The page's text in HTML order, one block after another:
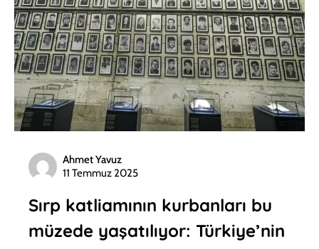
Ahmet Yavuz
11 Temmuz 2025
Sırp katliamının kurbanları bu
müzede yaşatılıyor: Türkiye’nin